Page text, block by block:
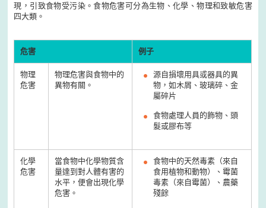
現，引致食物受污染。食物危害可分為生物、化學、物理和致敏危害
四大類。
危害 例子
物理
危害
物理危害與食物中的
異物有關。
源自損壞用具或器具的異
物，如木屑、玻璃碎、金
屬碎片
食物處理人員的飾物、頭
髮或膠布等
化學
危害
當食物中化學物質含
量達到對人體有害的
水平，便會出現化學
危害。
食物中的天然毒素（來自
食用植物和動物）、霉菌
毒素（來自霉菌）、農藥
殘餘